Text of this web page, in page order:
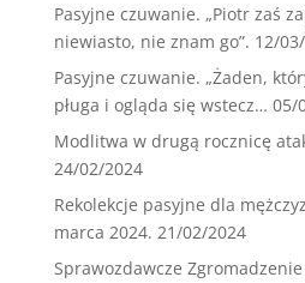
Pasyjne czuwanie. „Piotr zaś
niewiasto, nie znam go”. 12/
Pasyjne czuwanie. „Żaden,
pługa i ogląda się wstecz… 05/
Modlitwa w drugą rocznicę
24/02/2024
Rekolekcje pasyjne dla
marca 2024. 21/02/2024
Sprawozdawcze